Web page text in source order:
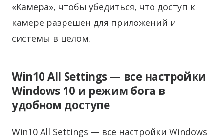
«Камера», чтобы убедиться, что доступ к
камере разрешен для приложений и
системы в целом.
Win10 All Settings — все настройки
Windows 10 и режим бога в
удобном доступе
Win10 All Settings — все настройки Windows